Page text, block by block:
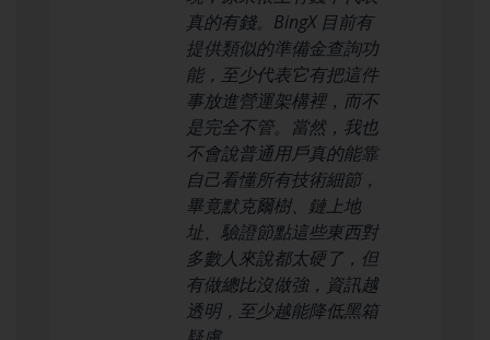
真的有錢。BingX 目前有
提供類似的準備金查詢功
能，至少代表它有把這件
事放進營運架構裡，而不
是完全不管。當然，我也
不會說普通用戶真的能靠
自己看懂所有技術細節，
畢竟默克爾樹、鏈上地
址、驗證節點這些東西對
多數人來說都太硬了，但
有做總比沒做強，資訊越
透明，至少越能降低黑箱